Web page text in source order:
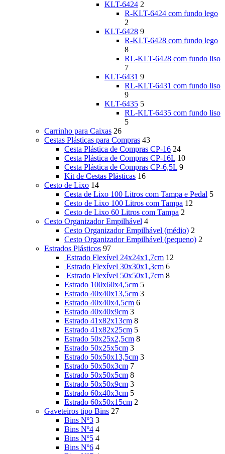
KLT-6424 2
R-KLT-6424 com fundo lego
2
KLT-6428 9
R-KLT-6428 com fundo lego
8
RL-KLT-6428 com fundo liso
7
KLT-6431 9
RL-KLT-6431 com fundo liso
9
KLT-6435 5
RL-KLT-6435 com fundo liso
5
Carrinho para Caixas 26
Cestas Plásticas para Compras 43
Cesta Plástica de Compras CP-16 24
Cesta Plástica de Compras CP-16L 10
Cesta Plástica de Compras CP-6,5L 9
Kit de Cestas Plásticas 16
Cesto de Lixo 14
Cesta de Lixo 100 Litros com Tampa e Pedal 5
Cesto de Lixo 100 Litros com Tampa 12
Cesto de Lixo 60 Litros com Tampa 2
Cesto Organizador Empilhável 4
Cesto Organizador Empilhável (médio) 2
Cesto Organizador Empilhável (pequeno) 2
Estrados Plásticos 97
Estrado Flexível 24x24x1,7cm 12
Estrado Flexível 30x30x1,3cm 6
Estrado Flexível 50x50x1,7cm 8
Estrado 100x60x4,5cm 5
Estrado 40x40x13,5cm 3
Estrado 40x40x4,5cm 6
Estrado 40x40x9cm 3
Estrado 41x82x13cm 8
Estrado 41x82x25cm 5
Estrado 50x25x2,5cm 8
Estrado 50x25x5cm 3
Estrado 50x50x13,5cm 3
Estrado 50x50x3cm 7
Estrado 50x50x5cm 8
Estrado 50x50x9cm 3
Estrado 60x40x3cm 5
Estrado 60x50x15cm 2
Gaveteiros tipo Bins 27
Bins Nº3 3
Bins Nº4 4
Bins Nº5 4
Bins Nº6 4